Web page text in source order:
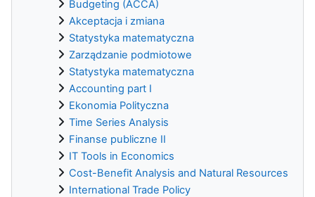
Budgeting (ACCA)
Akceptacja i zmiana
Statystyka matematyczna
Zarządzanie podmiotowe
Statystyka matematyczna
Accounting part I
Ekonomia Polityczna
Time Series Analysis
Finanse publiczne II
IT Tools in Economics
Cost-Benefit Analysis and Natural Resources
International Trade Policy